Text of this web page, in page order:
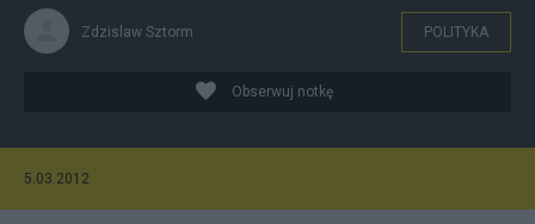
Zdzislaw Sztorm POLITYKA
Obserwuj notkę
5.03.2012